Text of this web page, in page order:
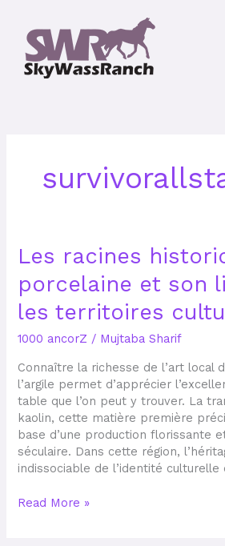
content
Les racines
porcelaine et son
les territoires
1000 ancorZ / Mujtaba Sharif
Connaître la richesse de l’art local
l’argile permet d’apprécier
table que l’on peut y trouver. La
kaolin, cette matière première
base d’une production florissante
séculaire. Dans cette région,
indissociable de l’identité
Les
racines
historiques
de
la
porcelaine
son
lien
avec
les
territoires
culturels
Read More »